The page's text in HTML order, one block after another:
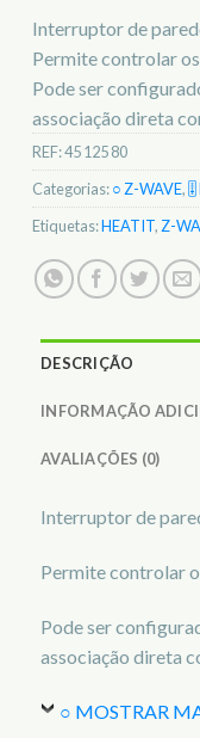
Interruptor de
Permite controlar
Pode ser
associação direta
REF:45 125 80
Categorias:○ Z-WAVE,
Etiquetas:HEATIT, Z-
DESCRIÇÃO
INFORMAÇÃO
AVALIAÇÕES (0)
Interruptor de
Permite controlar
Pode ser
associação direta
○ MOSTRAR